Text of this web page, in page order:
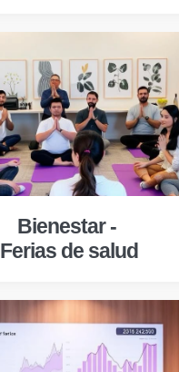
Bienestar -
Ferias de salud